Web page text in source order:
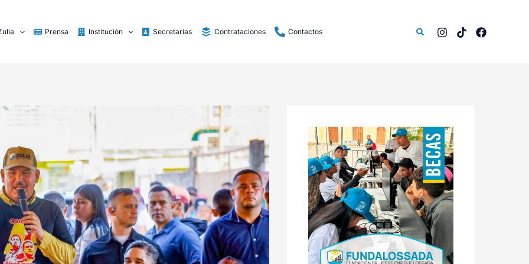
Prensa Institución Secretarias Contrataciones Contactos Buscar